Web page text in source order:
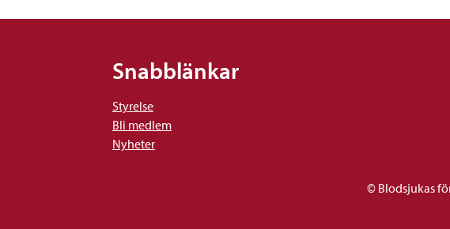
Snabblänkar
Styrelse
Bli medlem
Nyheter
© Blodsjukas